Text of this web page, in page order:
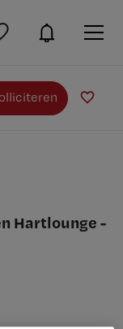
Hartlounge -